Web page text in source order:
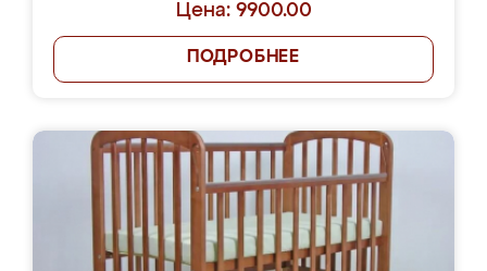
Цена: 9900.00
ПОДРОБНЕЕ